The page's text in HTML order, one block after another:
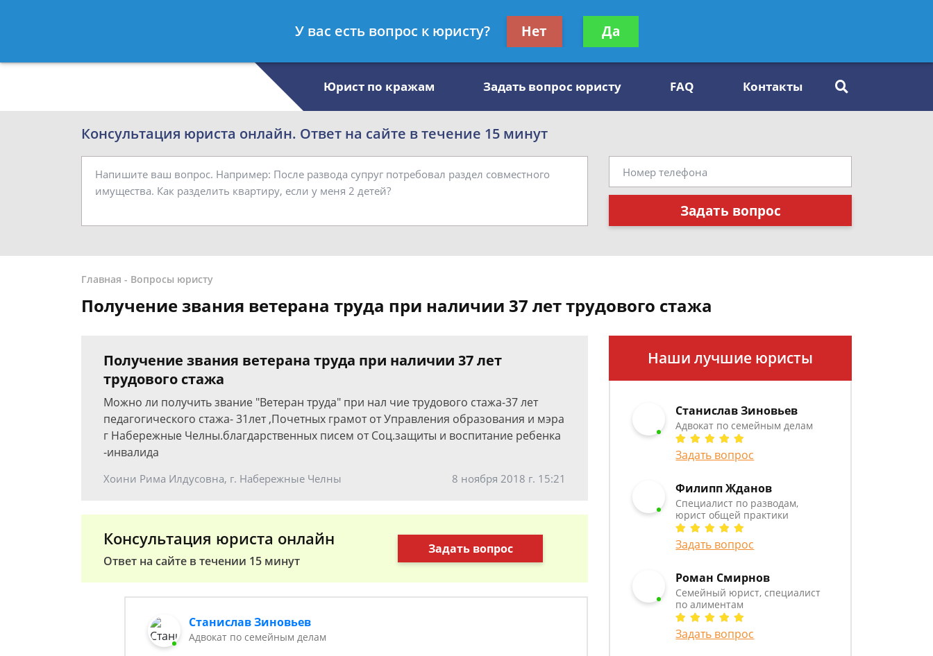
- Семейный юрист, специалист по алиментам
Получите консультацию
бесплатно
Юрист по кражам Задать вопрос юристу FAQ Контакты
Консультация юриста онлайн. Ответ на сайте в течение 15 минут
Задать вопрос
Главная - Вопросы юристу
Получение звания ветерана труда при наличии 37 лет трудового стажа
Получение звания ветерана труда при наличии 37 лет
трудового стажа
Можно ли получить звание "Ветеран труда" при нал чие трудового стажа-37 лет
педагогического стажа- 31лет ,Почетных грамот от Управления образования и мэра
г Набережные Челны.благдарственных писем от Соц.защиты и воспитание ребенка
-инвалида
Хоини Рима Илдусовна, г. Набережные Челны 8 ноября 2018 г. 15:21
Консультация юриста онлайн
Ответ на сайте в течении 15 минут
Задать вопрос
Станислав Зиновьев
Адвокат по семейным делам
Наши лучшие юристы
Станислав Зиновьев
Адвокат по семейным делам
Задать вопрос
Филипп Жданов
Специалист по разводам,
юрист общей практики
Задать вопрос
Роман Смирнов
Семейный юрист, специалист
по алиментам
Задать вопрос
У вас есть вопрос к юристу? Нет Да